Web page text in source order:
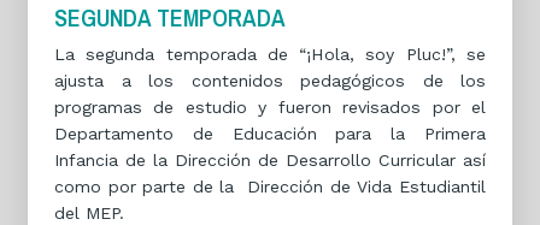
SEGUNDA TEMPORADA
La segunda temporada de “¡Hola, soy Pluc!”, se
ajusta a los contenidos pedagógicos de los
programas de estudio y fueron revisados por el
Departamento de Educación para la Primera
Infancia de la Dirección de Desarrollo Curricular así
como por parte de la Dirección de Vida Estudiantil
del MEP.